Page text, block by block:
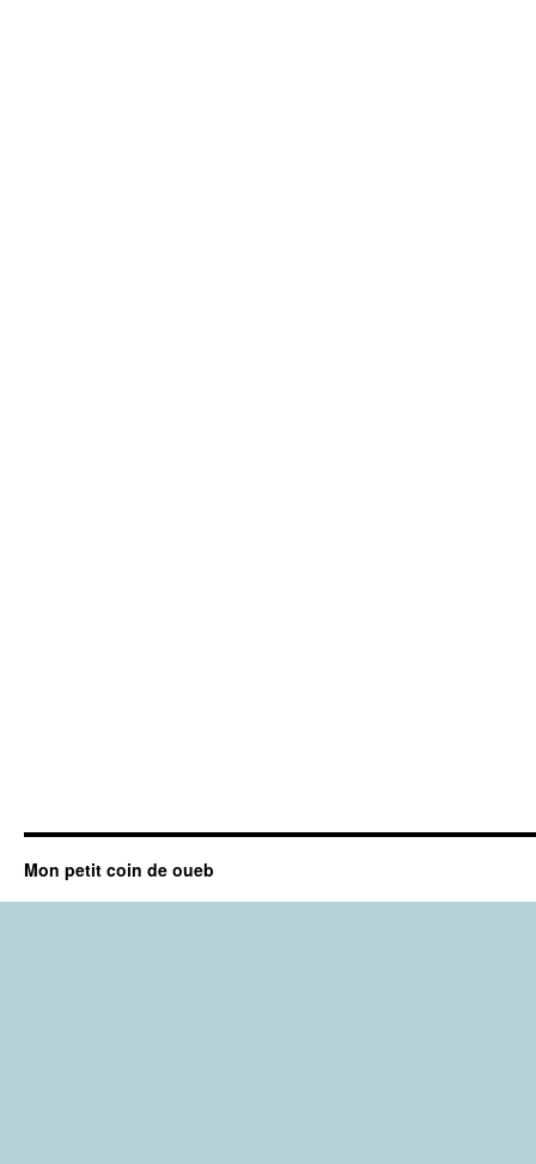
Mon petit coin de oueb